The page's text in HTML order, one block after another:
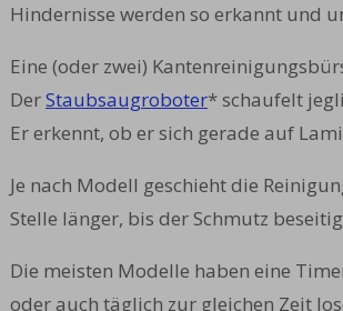
Hindernisse werden so erkannt und
Eine (oder zwei)
DerStaubsaugroboter* schaufelt
Er erkennt, ob er sich gerade auf
Je nach Modell geschieht die
Stelle länger, bis der Schmutz
Die meisten Modelle haben eine
oder auch täglich zur gleichen Zeit